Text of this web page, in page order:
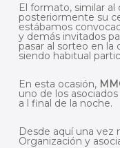
El formato, similar
posteriormente su
estábamos
y demás invitados
pasar al sorteo en la
siendo habitual
En esta ocasión,
uno de los
a l final de la noche.
Desde aquí una vez
Organización y